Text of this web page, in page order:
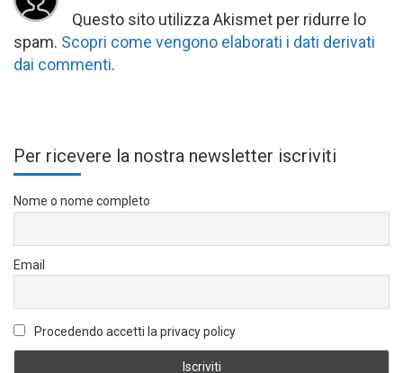
Questo sito utilizza Akismet per ridurre lo
spam. Scopri come vengono elaborati i dati derivati
dai commenti.
Per ricevere la nostra newsletter iscriviti
Nome o nome completo
Email
Procedendo accetti la privacy policy